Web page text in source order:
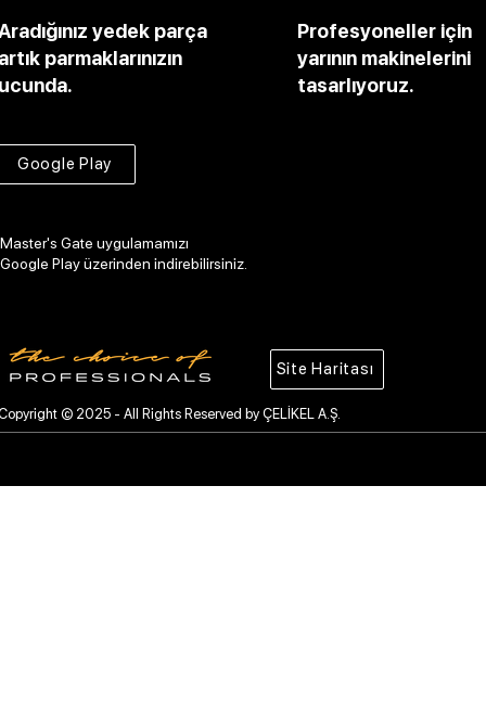
yedek parça
parmaklarınızın
Profesyoneller için
yarının makinelerini
tasarlıyoruz.
Google Play
Master's Gate uygulamamızı
Google Play üzerinden indirebilirsiniz.
Site Haritası
© 2025 - All Rights Reserved by ÇELİKEL A.Ş.